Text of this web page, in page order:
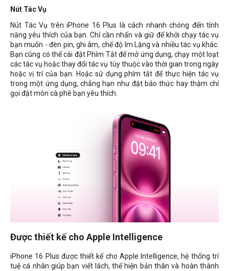
Nút Tác Vụ
Nút Tác Vụ trên iPhone 16 Plus là cách nhanh chóng đến tính
năng yêu thích của bạn. Chỉ cần nhấn và giữ để khởi chạy tác vụ
bạn muốn - đèn pin, ghi âm, chế độ Im Lặng và nhiều tác vụ khác.
Bạn cũng có thể cài đặt Phím Tắt để mở ứng dụng, chạy một loạt
các tác vụ hoặc thay đổi tác vụ tùy thuộc vào thời gian trong ngày
hoặc vị trí của bạn. Hoặc sử dụng phím tắt để thực hiện tác vụ
trong một ứng dụng, chẳng hạn như đặt báo thức hay thậm chí
gọi đặt món cà phê bạn yêu thích.
Được thiết kế cho Apple Intelligence
iPhone 16 Plus được thiết kế cho Apple Intelligence, hệ thống trí
tuệ cá nhân giúp bạn viết lách, thể hiện bản thân và hoàn thành